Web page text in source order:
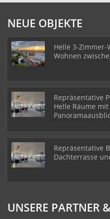
NEUE OBJEKTE
Helle 3-
Wohnen
Repräsentative
Helle Räume
Repräsentative
Dachterrasse
UNSERE PARTNER